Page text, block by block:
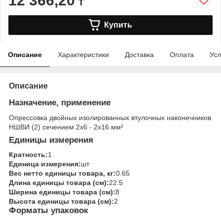
Купить
Описание Характеристики Доставка Оплата
Описание
Назначение, применение
Опрессовка двойных изолированных втулочных наконечников
НШВИ (2) сечением 2х6 - 2х16 мм²
Единицы измерения
Кратность:1
Единица измерения:шт
Вес нетто единицы товара, кг:0.65
Длина единицы товара (см):22.5
Ширина единицы товара (см):8
Высота единицы товара (см):2
Форматы упаковок